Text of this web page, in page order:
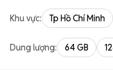
Khu vực: Tp Hồ Chí Minh
Dung lượng: 64 GB